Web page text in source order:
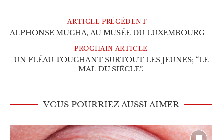
ARTICLE PRÉCÉDENT
ALPHONSE MUCHA, AU MUSÉE DU LUXEMBOURG
PROCHAIN ARTICLE
UN FLÉAU TOUCHANT SURTOUT LES JEUNES; “LE
MAL DU SIÈCLE”.
VOUS POURRIEZ AUSSI AIMER